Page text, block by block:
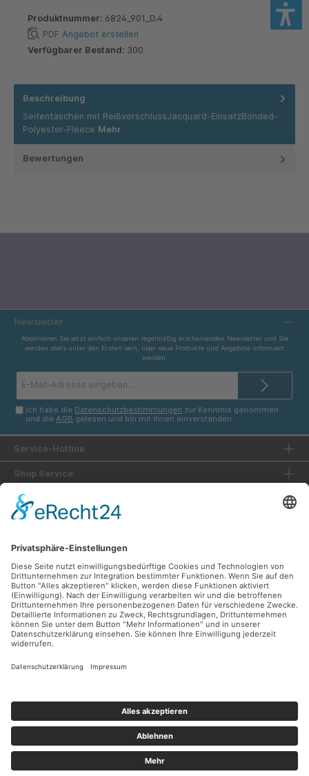
Produktnummer: 6824_901_D.4
PDF Angebot erstellen
Verfügbarer Bestand: 300
Beschreibung
Seitentaschen mit ReißverschlussJacquard-EinsatzBonded-
Polyester-Fleece Mehr
Bewertungen
Newsletter
Abonnieren Sie jetzt einfach unseren regelmäßig erscheinenden Newsletter und Sie
werden stets unter den Ersten sein, über neue Produkte und Angebote informiert
werden.
Mail-
Ich habe die Datenschutzbestimmungen zur Kenntnis genommen
und dieAGB gelesen und bin mit ihnen einverstanden.
Service-Hotline
Shop Service
Informationen
Versandarten
Unsere Communities
Zahlungsarten
Ladengeschäft
Shop Service Informationen
* Alle Preise inkl. gesetzl. Mehrwertsteuer zzgl.Versandkostenund ggf.
© 2026 Lüttel Software & Medien GmbH - Alle Rechte vorbehalten.